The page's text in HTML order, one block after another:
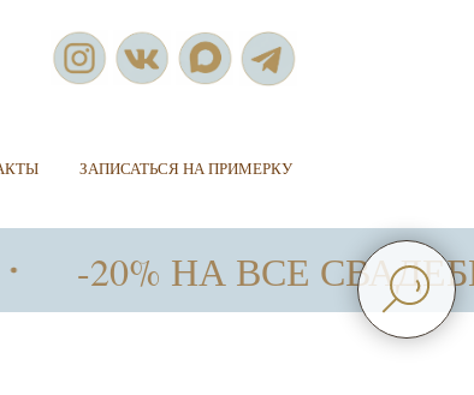
ЗАПИСАТЬСЯ НА ПРИМЕРКУ
-20% НА ВСЕ СВАДЕБНЫЕ